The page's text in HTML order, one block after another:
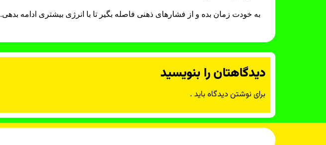
به خودت زمان بده و از فشارهای ذهنی فاصله بگیر تا با انرژی بیشتری ادامه بدهی.
دیدگاهتان را بنویسید
برای نوشتن دیدگاه باید .